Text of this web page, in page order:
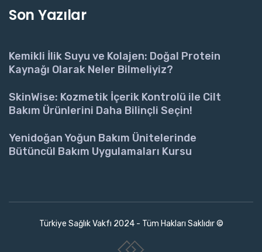
Son Yazılar
Kemikli İlik Suyu ve Kolajen: Doğal Protein
Kaynağı Olarak Neler Bilmeliyiz?
SkinWise: Kozmetik İçerik Kontrolü ile Cilt
Bakım Ürünlerini Daha Bilinçli Seçin!
Yenidoğan Yoğun Bakım Ünitelerinde
Bütüncül Bakım Uygulamaları Kursu
Türkiye Sağlık Vakfı 2024 - Tüm Hakları Saklıdır ©
www.collectivepeople.com.tr